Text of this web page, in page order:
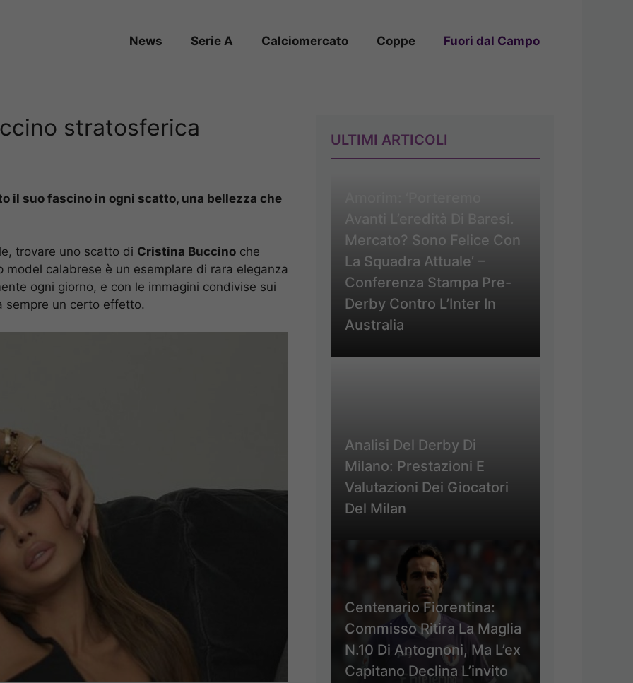
News Serie A Calciomercato Coppe Fuori dal Campo
stratosferica
il suo fascino in ogni scatto, una bellezza che
trovare uno scatto di Cristina Buccino che
calabrese è un esemplare di rara eleganza
ogni giorno, e con le immagini condivise sui
sempre un certo effetto.
ULTIMI ARTICOLI
Avanti L’eredità Di Baresi.
Mercato? Sono Felice Con
La Squadra Attuale’ –
Conferenza Stampa Pre-
Derby Contro L’Inter In
Australia
Analisi Del Derby Di
Milano: Prestazioni E
Valutazioni Dei Giocatori
Del Milan
Centenario Fiorentina:
Commisso Ritira La Maglia
N.10 Di Antognoni, Ma L’ex
Capitano Declina L’invito